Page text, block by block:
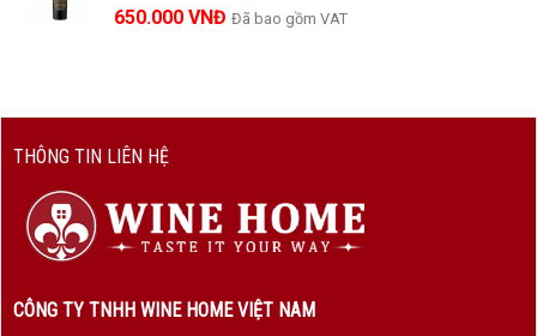
650.000 VNĐ Đã bao gồm VAT
THÔNG TIN LIÊN HỆ
CÔNG TY TNHH WINE HOME VIỆT NAM